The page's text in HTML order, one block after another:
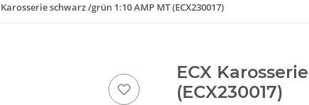
Karosserie schwarz /grün 1:10 AMP MT (ECX230017)
ECX
(ECX230017)